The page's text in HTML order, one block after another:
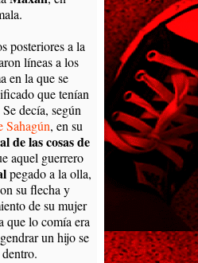
posteriores a la
líneas a los
en la que se
que tenían
decía, según
Sahagún, en su
de las cosas de
aquel guerrero
pegado a la olla,
su flecha y
de su mujer
que lo comía era
un hijo se